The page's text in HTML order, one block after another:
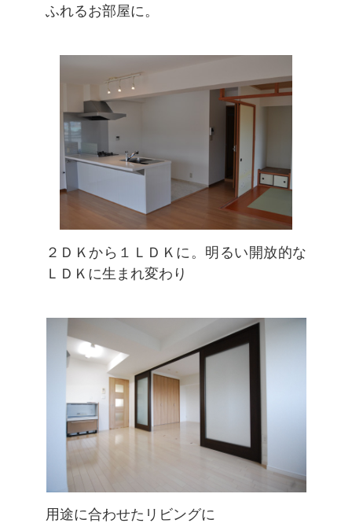
ふれるお部屋に。
２ＤＫから１ＬＤＫに。明るい開放的な
ＬＤＫに生まれ変わり
用途に合わせたリビングに